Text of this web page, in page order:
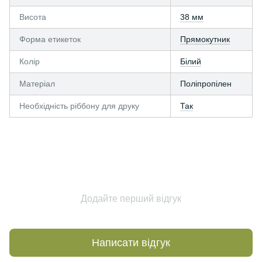
Висота 38 мм
Форма етикеток Прямокутник
Колір Білий
Матеріал Поліпропілен
Необхідність ріббону для друку Так
Додайте перший відгук
Написати відгук